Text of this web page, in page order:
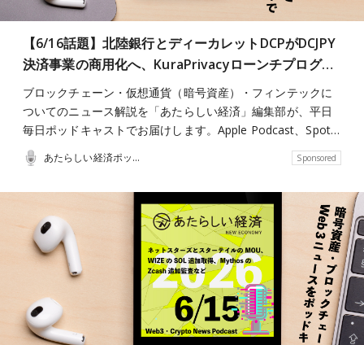
【6/16話題】北陸銀行とディーカレットDCPがDCJPY
決済事業の商用化へ、KuraPrivacyローンチプログ…
ブロックチェーン・仮想通貨（暗号資産）・フィンテックに
ついてのニュース解説を「あたらしい経済」編集部が、平日
毎日ポッドキャストでお届けします。Apple Podcast、Spot…
あたらしい経済ポッドキャスト Sponsored